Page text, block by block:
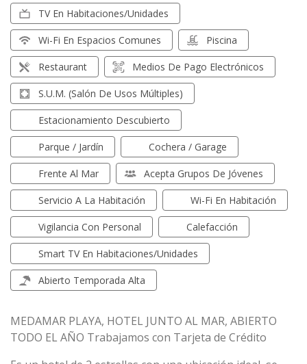
TV En Habitaciones/unidades
Wi-Fi En Espacios Comunes Piscina
Restaurant Medios De Pago Electrónicos
S.U.M. (Salón De Usos Múltiples)
Estacionamiento Descubierto
Parque / Jardín Cochera / Garage
Frente Al Mar Acepta Grupos De Jóvenes
Servicio A La Habitación Wi-Fi En Habitación
Vigilancia Con Personal Calefacción
Smart TV En Habitaciones/unidades
Abierto Temporada Alta
MEDAMAR PLAYA, HOTEL JUNTO AL MAR, ABIERTO
TODO EL AÑO Trabajamos con Tarjeta de Crédito